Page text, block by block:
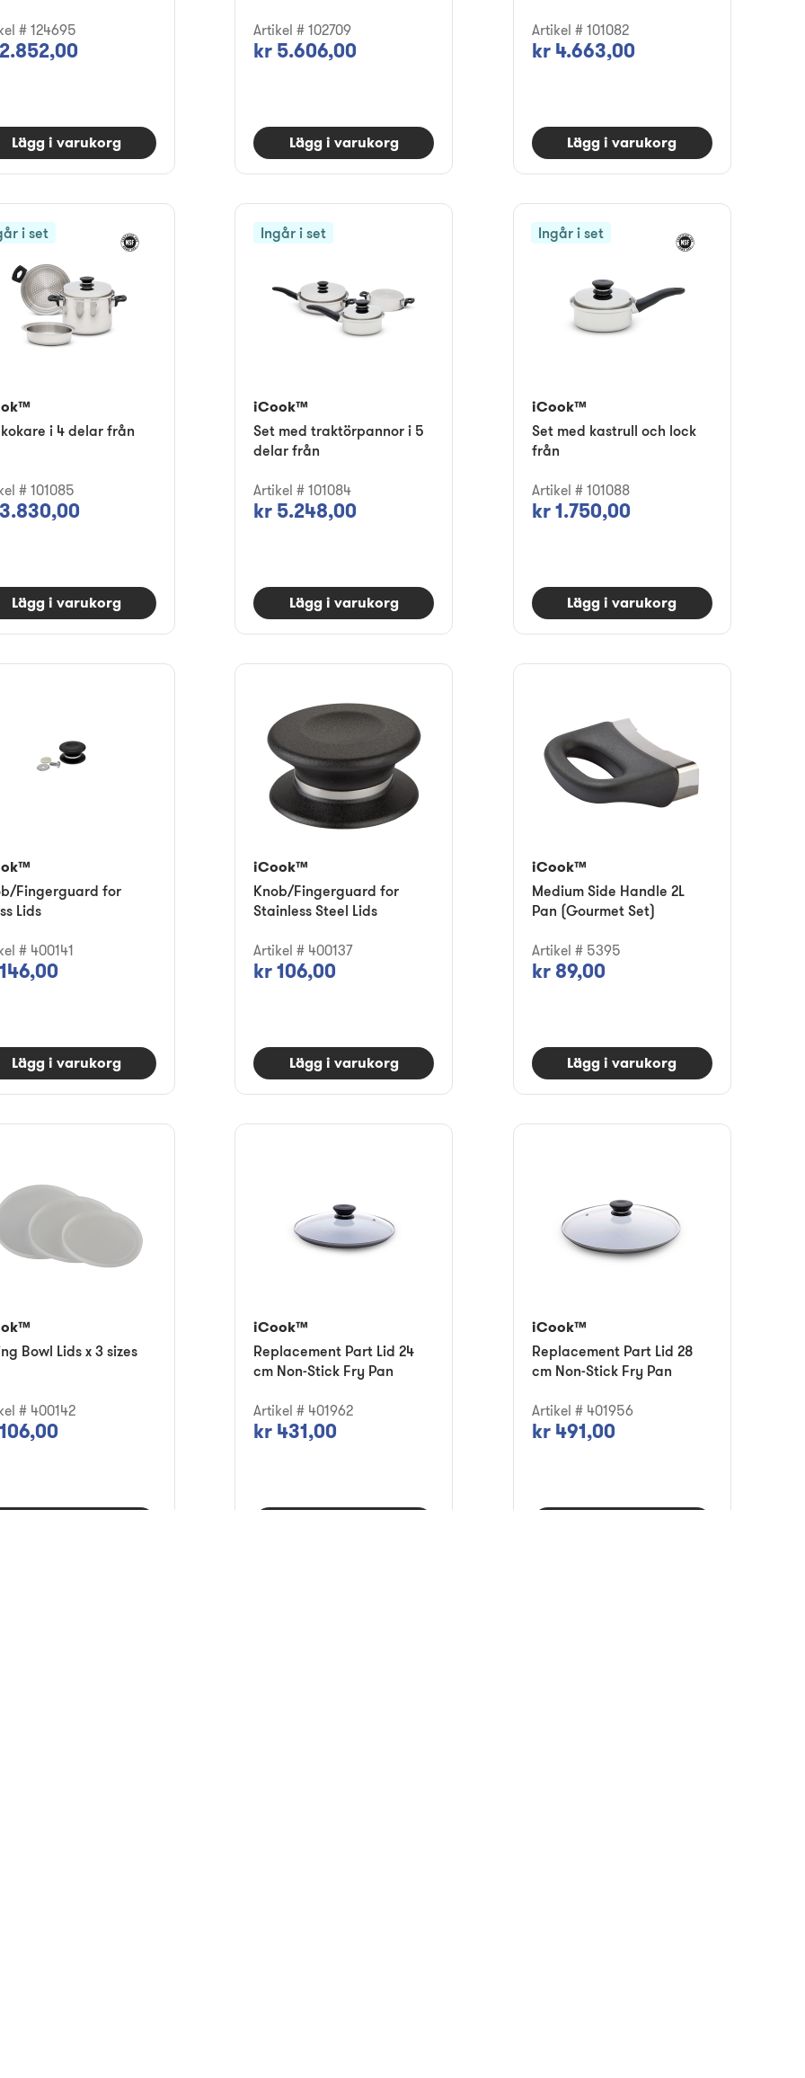
# 124695
Lägg i varukorg
Artikel # 102709
kr 5.606,00
Lägg i varukorg
Artikel # 101082
kr 4.663,00
Lägg i varukorg
i set
i 4 delar från
# 101085
Lägg i varukorg
Ingår i set
iCook™
Set med traktörpannor i 5
delar från
Artikel # 101084
kr 5.248,00
Lägg i varukorg
Ingår i set
iCook™
Set med kastrull och lock
från
Artikel # 101088
kr 1.750,00
Lägg i varukorg
Fingerguard for
Lids
# 400141
Lägg i varukorg
iCook™
Knob/Fingerguard for
Stainless Steel Lids
Artikel # 400137
kr 106,00
Lägg i varukorg
iCook™
Medium Side Handle 2L
Pan (Gourmet Set)
Artikel # 5395
kr 89,00
Lägg i varukorg
Bowl Lids x 3 sizes
# 400142
iCook™
Replacement Part Lid 24
cm Non-Stick Fry Pan
Artikel # 401962
kr 431,00
iCook™
Replacement Part Lid 28
cm Non-Stick Fry Pan
Artikel # 401956
kr 491,00